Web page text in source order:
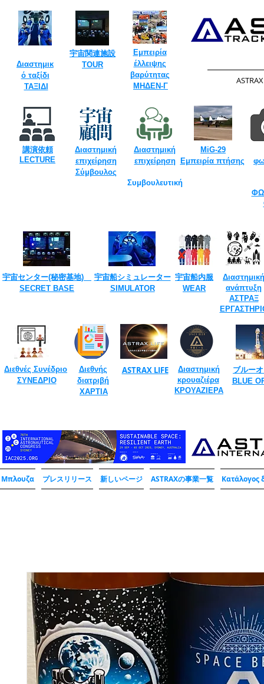
Διαστημικ
ό ταξίδι
ΤΑΞΙΔΙ
​宇宙関連施設
TOUR​
Εμπειρία
έλλειψης
βαρύτητας
ΜΗΔΕΝ-Γ
講演依頼
​LECTURE
Διαστημική
επιχείρηση
Σύμβουλος
Διαστημική
επιχείρηση
Συμβουλευτική
MiG-29
Εμπειρία πτήσης
Διαστημική
ανάπτυξη
ΑΣΤΡΑΞ
宇宙センター(​秘密基地)
SECRET ​BASE
宇宙船シミュレーター
​SIMULATOR
宇宙船内服
​WEAR
Διεθνές Συνέδριο
ΣΥΝΕΔΡΙΟ
Διεθνής
διατριβή
ΧΑΡΤΙΑ
Διαστημική
κρουαζιέρα
ΚΡΟΥΑΖΙΕΡΑ
ASTRAX LIFE
ブルー
​BLUE
Μπλουζα プレスリリース 新しいページ ASTRAXの事業一覧 Κατάλογος